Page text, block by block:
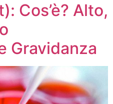
Cos’è? Alto,
Gravidanza